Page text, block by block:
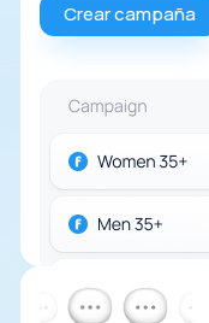
Crear campaña